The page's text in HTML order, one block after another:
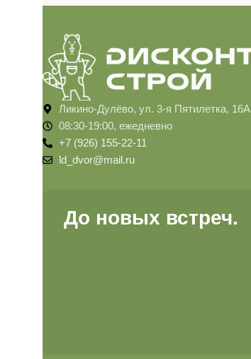
Ликино-Дулёво, ул. 3-я Пятилетка, 16А
08:30-19:00, ежедневно
+7 (926) 155-22-11
ld_dvor@mail.ru
До новых встреч.